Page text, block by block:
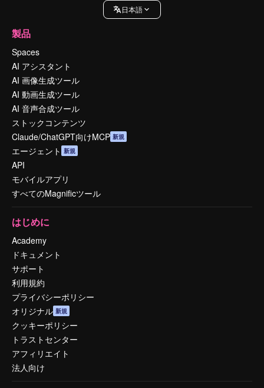
日本語
製品
Spaces
AI アシスタント
AI 画像生成ツール
AI 動画生成ツール
AI 音声合成ツール
ストックコンテンツ
Claude/ChatGPT向けMCP 新規
エージェント 新規
API
モバイルアプリ
すべてのMagnificツール
はじめに
Academy
ドキュメント
サポート
利用規約
プライバシーポリシー
オリジナル 新規
クッキーポリシー
トラストセンター
アフィリエイト
法人向け